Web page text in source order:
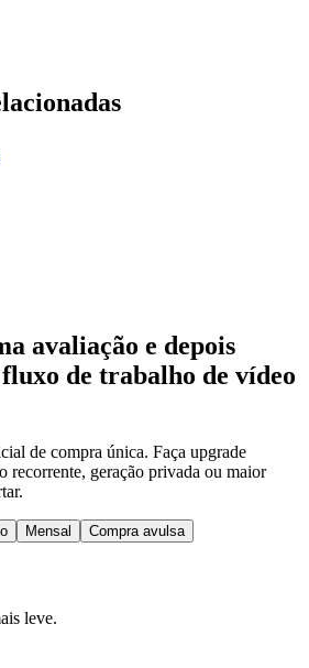
avaliação e depois
de trabalho de vídeo
de compra única. Faça upgrade
recorrente, geração privada ou maior
Mensal Compra avulsa
leve.